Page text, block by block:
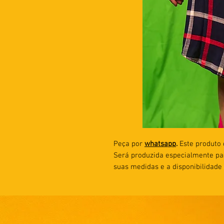
Peça por whatsapp. Este produto
Será produzida especialmente
suas medidas e a